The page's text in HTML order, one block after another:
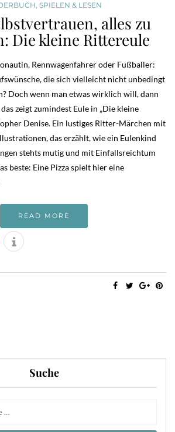
, SPIELEN & LESEN
alles zu
Die kleine Rittereule
Rennwagenfahrer oder Fußballer:
die sich vielleicht nicht unbedingt
Doch wenn man etwas wirklich will, dann
zeigt zumindest Eule in „Die kleine
Denise. Ein lustiges Ritter-Märchen mit
das erzählt, wie ein Eulenkind
stehts mutig und mit Einfallsreichtum
beste: Eine Pizza spielt hier eine
READ MORE
Suche